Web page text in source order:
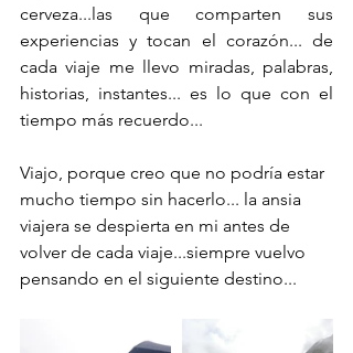
cerveza...las que comparten sus
experiencias y tocan el corazón... de
cada viaje me llevo miradas, palabras,
historias, instantes... es lo que con el
tiempo más recuerdo...
Viajo, porque creo que no podría estar
mucho tiempo sin hacerlo... la ansia
viajera se despierta en mi antes de
volver de cada viaje...siempre vuelvo
pensando en el siguiente destino...